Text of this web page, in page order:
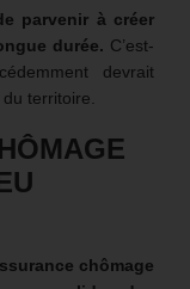
parvenir à créer
durée. C’est-
devrait
territoire.
chômage